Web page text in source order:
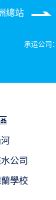
總站
承运公司：
公司
學校